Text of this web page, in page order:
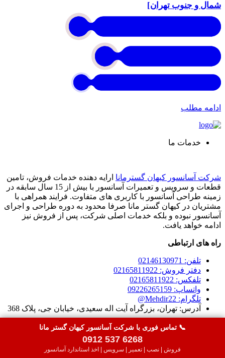
شمال و جنوب تهران]
ادامه مطلب
خدمات ما
شرکت آسانسور کیهان گسترمانا ارایه دهنده خدمات فروش، تامین
قطعات و سرویس و تعمیرات آسانسور با بیش از 15 سال سابقه در
زمینه طراحی آسانسور با کاربری های متفاوت. فرایند همراهی با
مشتریان در کیهان گستر مانا صرفا محدود به دوره طراحی و اجرای
آسانسور نبوده و بلکه خدمات اصلی شرکت، پس از فروش نیز
ادامه خواهد یافت.
راه های ارتباطی
تلفن: 02146130971
دفتر فروش: 02165811922
تلفکس: 02165811922
واتساپ: 09226265159
تلگرام: Mehdir22@
آدرس: تهران، بزرگراه آیت اله سعیدی، خیابان جی، پلاک 368
سرویس آسانسور تهران
📞 تماس فوری با شرکت آسانسور کیهان گستر مانا
0912 537 6268
فروش | نصب | تعمیر | سرویس | اخذ استاندارد آسانسور